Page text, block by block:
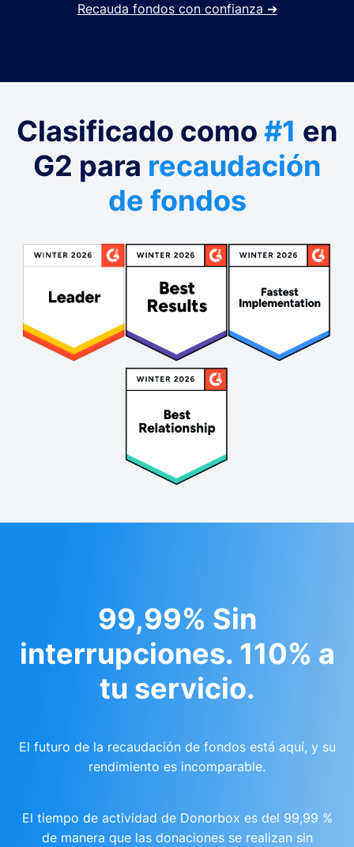
Recauda fondos con confianza ➔
Clasificado como #1 en
G2 para recaudación
de fondos
99,99% Sin
interrupciones. 110% a
tu servicio.
El futuro de la recaudación de fondos está aquí, y su
rendimiento es incomparable.
El tiempo de actividad de Donorbox es del 99,99 %
de manera que las donaciones se realizan sin